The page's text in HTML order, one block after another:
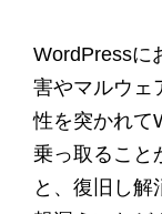
WordPressに
害やマルウェ
性を突かれて
乗っ取ること
と、復旧し解